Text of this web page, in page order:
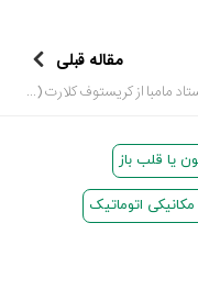
مقاله قبلی
استاد مامبا از کریستوف کلارت (Christophe Claret Maestro Mamba)
یا قلب باز
اتوماتیک